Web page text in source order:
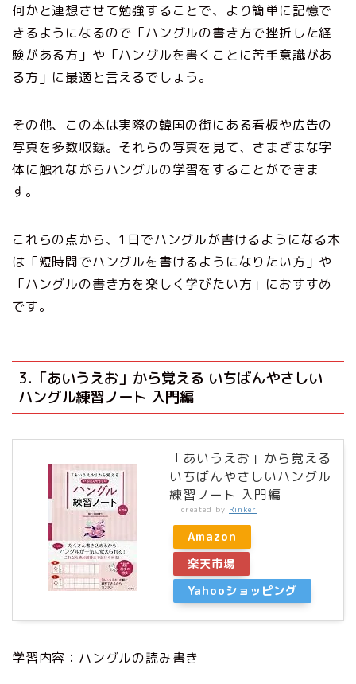
何かと連想させて勉強することで、より簡単に記憶で
きるようになるので「ハングルの書き方で挫折した経
験がある方」や「ハングルを書くことに苦手意識があ
る方」に最適と言えるでしょう。
その他、この本は実際の韓国の街にある看板や広告の
写真を多数収録。それらの写真を見て、さまざまな字
体に触れながらハングルの学習をすることができま
す。
これらの点から、1日でハングルが書けるようになる本
は「短時間でハングルを書けるようになりたい方」や
「ハングルの書き方を楽しく学びたい方」におすすめ
です。
3.「あいうえお」から覚える いちばんやさしい
ハングル練習ノート 入門編
「あいうえお」から覚える
いちばんやさしいハングル
練習ノート 入門編
created by Rinker
Amazon
楽天市場
Yahooショッピング
学習内容：ハングルの読み書き